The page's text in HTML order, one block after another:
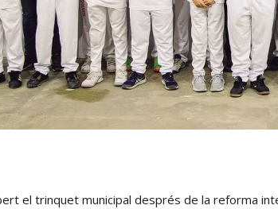
el trinquet municipal després de la reforma